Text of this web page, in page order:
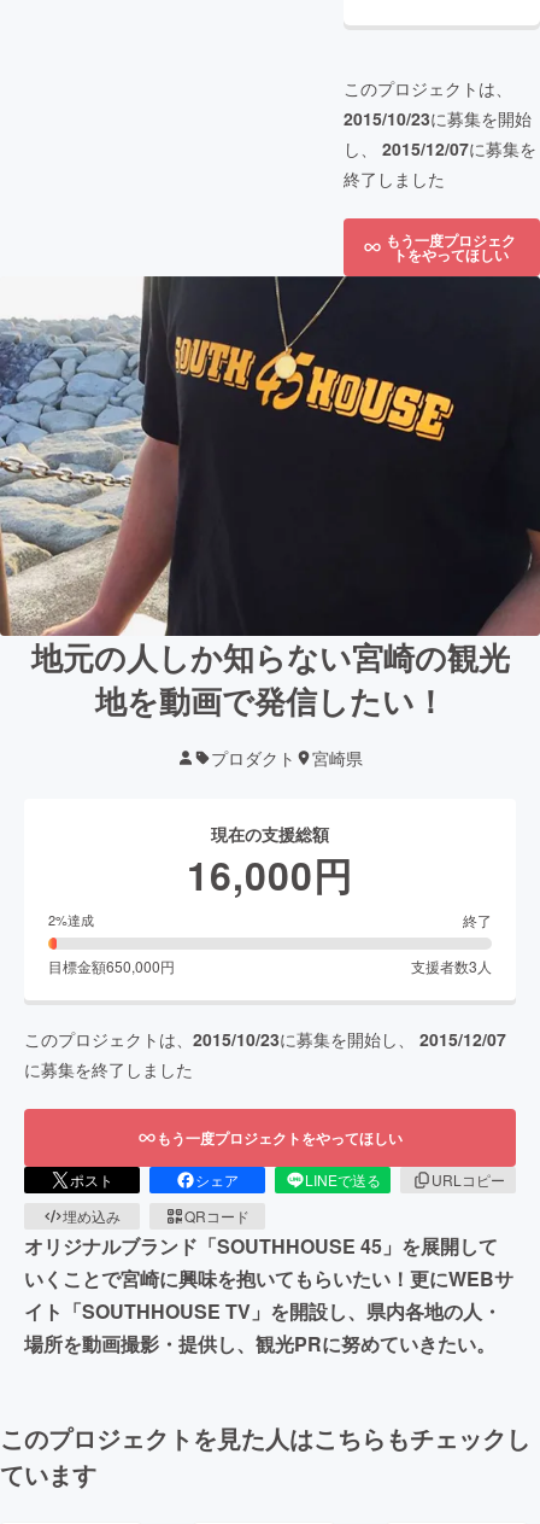
このプロジェクトは、
2015/10/23に募集を開始
し、 2015/12/07に募集を
終了しました
もう一度プロジェク
トをやってほしい
地元の人しか知らない宮崎の観光
地を動画で発信したい！
プロダクト 宮崎県
現在の支援総額
16,000円
2%達成 終了
目標金額650,000円 支援者数3 人
このプロジェクトは、 2015/10/23に募集を開始し、 2015/12/07
に募集を終了しました
もう一度プロジェクトをやってほしい
ポスト シェア LINEで送る
URLコピー
埋め込み
QRコード
オリジナルブランド「SOUTHHOUSE 45」を展開して
いくことで宮崎に興味を抱いてもらいたい！更にWEBサ
イト「SOUTHHOUSE TV」を開設し、県内各地の人・
場所を動画撮影・提供し、観光PRに努めていきたい。
このプロジェクトを見た人はこちらもチェックし
ています